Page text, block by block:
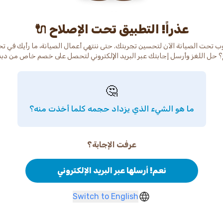
عذراً! التطبيق تحت الإصلاح 🔌
تحت الصيانة الآن لتحسين تجربتك. حتى ننتهي أعمال الصيانة، ما رأيك في
حل اللغز وأرسل إجابتك عبر البريد الإلكتروني لتحصل على خصم خاص من
🤔
ما هو الشيء الذي يزداد حجمه كلما أخذت منه؟
عرفت الإجابة؟
نعم! أرسلها عبر البريد الإلكتروني
Switch to English